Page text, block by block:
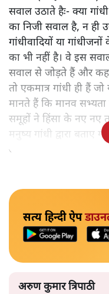
सवाल उठाते हैः- क्या
का निजी सवाल है, न ही
गांधीवादियों या
का भी नहीं है। वे इस
सवाल से जोड़ते हैं और
तो एकमात्र गांधी ही हैं
मानते हैं कि मानव
समूहों ने हिंसा के नए नए
मनुष्य गांधी द्वारा बताए
अपनाएगा।
सत्य हिन्दी ऐप
अरुण कुमार त्रिपाठी